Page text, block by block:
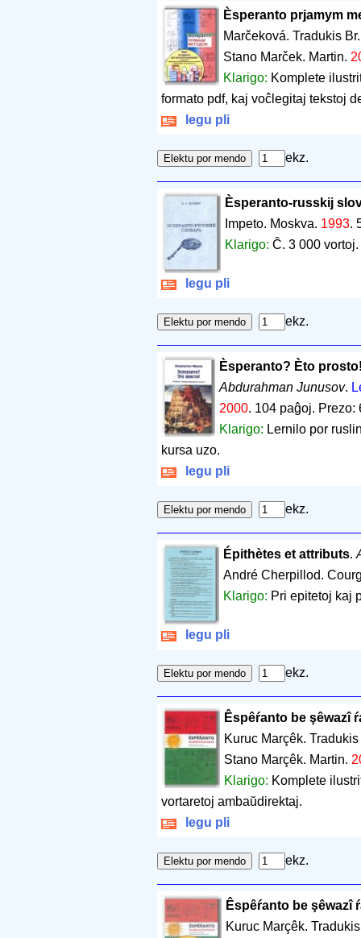
Èsperanto prjamym
Marčeková. Tradukis
Stano Marček. Martin.
Klarigo: Komplete
formato pdf, kaj voĉlegitaj tekstoj
legu pli
ekz.
Èsperanto-russkij
Impeto. Moskva. 1993.
Klarigo: Ĉ. 3 000 vortoj.
legu pli
ekz.
Èsperanto? Èto
Abdurahman Junusov.
2000. 104 paĝoj. Prezo:
Klarigo: Lernilo por
kursa uzo.
legu pli
ekz.
Épithètes et attributs.
André Cherpillod.
Klarigo: Pri epitetoj kaj
legu pli
ekz.
Êspêŕanto be şêwazî
Kuruc Marçêk.
Stano Marçêk. Martin.
Klarigo: Komplete
vortaretoj ambaŭdirektaj.
legu pli
ekz.
Êspêŕanto be şêwazî
Kuruc Marçêk.